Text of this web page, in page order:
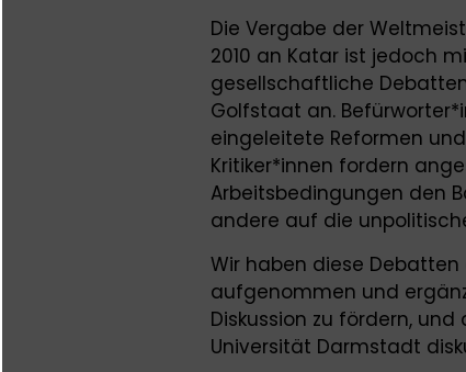
Die Vergabe der
2010 an Katar ist jedoch
gesellschaftliche
Golfstaat an.
eingeleitete Reformen
Kritiker*innen fordern
Arbeitsbedingungen den
andere auf die
Wir haben diese
aufgenommen und
Diskussion zu fördern,
Universität Darmstadt